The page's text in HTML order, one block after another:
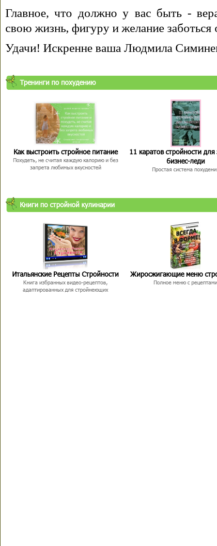
Главное, что должно у вас быть -
свою жизнь, фигуру и желание заботься
Удачи! Искренне ваша Людмила
Тренинги по похудению
Как выстроить стройное питание
Похудеть, не считая каждую калорию и без
запрета любимых вкусностей
11 каратов стройности для
бизнес-леди
Простая система
Книги по стройной кулинарии
Итальянские Рецепты Стройности
Книга избранных видео-рецептов,
адаптированных для стройнеющих
Жиросжигающие меню
Полное меню с рецептами